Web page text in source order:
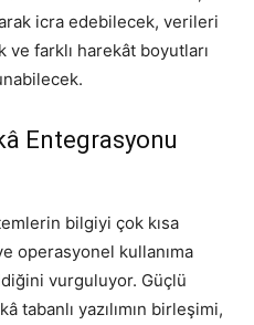
icra edebilecek, verileri
farklı harekât boyutları
Entegrasyonu
bilgiyi çok kısa
operasyonel kullanıma
vurguluyor. Güçlü
tabanlı yazılımın birleşimi,